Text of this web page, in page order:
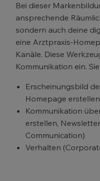
Bei dieser
ansprechende
sondern auch deine
eine Arztpraxis-
Kanäle. Diese
Kommunikation ein.
Erscheinungsbild
Homepage
Kommunikation
erstellen,
Communication)
Verhalten